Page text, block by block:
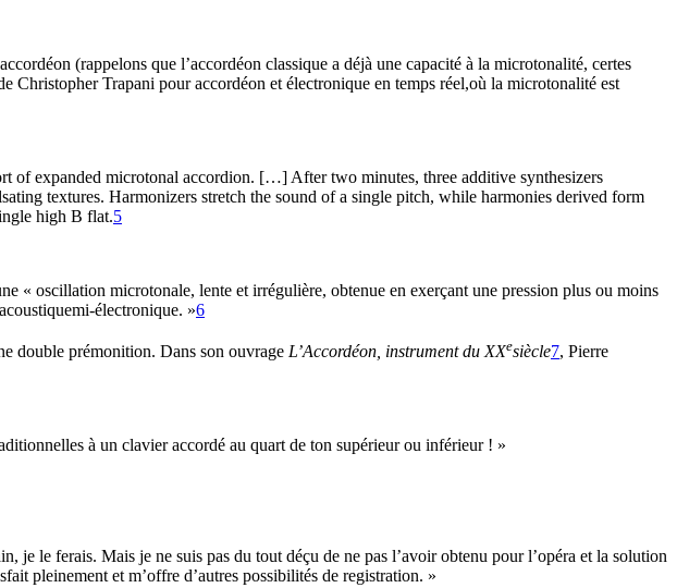
(rappelons que l’accordéon classique a déjà une capacité à la microtonalité, certes
Christopher Trapani pour accordéon et électronique en temps réel,où la microtonalité est
of expanded microtonal accordion. […] After two minutes, three additive synthesizers
textures. Harmonizers stretch the sound of a single pitch, while harmonies derived form
high B flat.5
« oscillation microtonale, lente et irrégulière, obtenue en exerçant une pression plus ou moins
électronique. »6
double prémonition. Dans son ouvrage L’Accordéon , instrument du XXesiècle7, Pierre
à un clavier accordé au quart de ton supérieur ou inférieur ! »
je le ferais. Mais je ne suis pas du tout déçu de ne pas l’avoir obtenu pour l’opéra et la solution
pleinement et m’offre d’autres possibilités de registration. »